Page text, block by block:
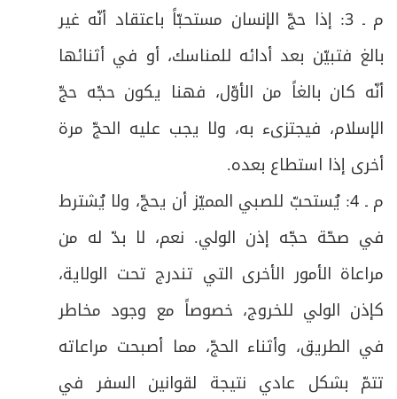
م ـ 3: إذا حجّ الإنسان مستحبّاً باعتقاد أنّه غير
بالغ فتبيّن بعد أدائه للمناسك، أو في أثنائها
أنّه كان بالغاً من الأوّل، فهنا يكون حجّه حجّ
الإسلام، فيجتزىء به، ولا يجب عليه الحجّ مرة
أخرى إذا استطاع بعده.
م ـ 4: يُستحبّ للصبي المميّز أن يحجّ، ولا يُشترط
في صحّة حجّه إذن الولي. نعم، لا بدّ له من
مراعاة الأمور الأخرى التي تندرج تحت الولاية،
كإذن الولي للخروج، خصوصاً مع وجود مخاطر
في الطريق، وأثناء الحجّ، مما أصبحت مراعاته
تتمّ بشكل عادي نتيجة لقوانين السفر في
ص
34 المبحث الرابع: في أحكام الحيض والاستحاضة
ص
35 المبحث الخامس: في السعي و فيه فروع
36 الفرع الأول: في شروط السعي وواجباته
ص
37 الفرع الثاني: في النقصان والزيادة في السعي
ص
38 الفرع الثالث: في الشكّ في السعي
39 الفرع الرابع: في آداب السعي
ص40 المبحث السادس: في التقصير
41 الفصل الثاني في حجّ التَّمتُّع على شكل مباحث